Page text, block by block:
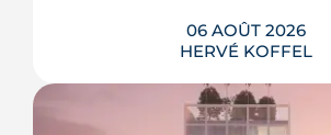
06 AOÛT 2026
HERVÉ KOFFEL